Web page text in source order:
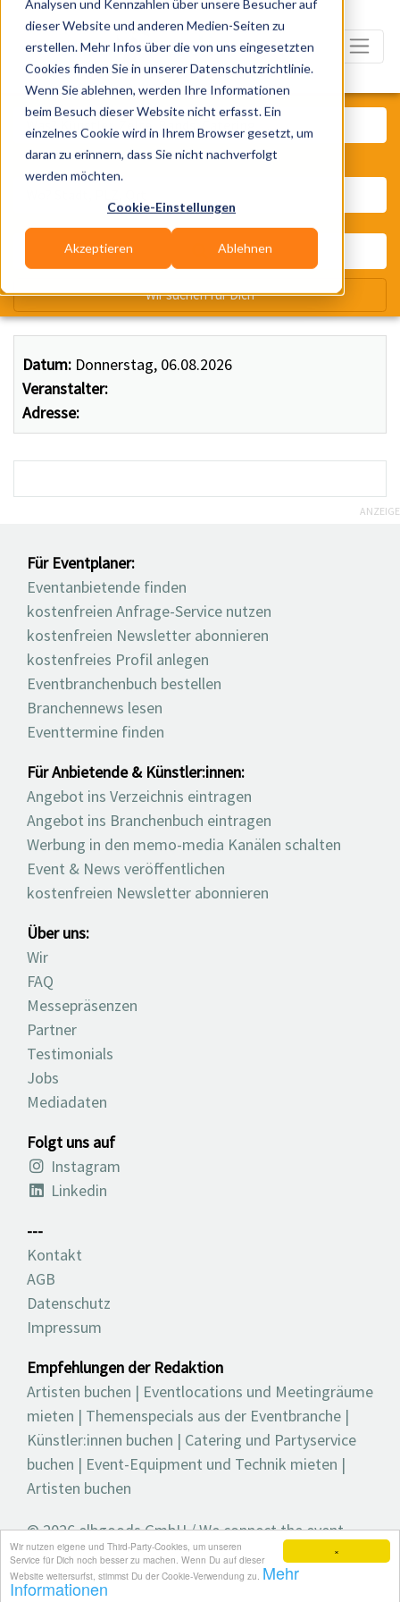
×
Wir nutzen eigene und Third-Party-Cookies, um unseren
Service für Dich noch besser zu machen. Wenn Du auf dieser
Website weitersurfst, stimmst Du der Cookie-Verwendung zu. Mehr
Informationen
Analysen und Kennzahlen über unsere Besucher auf
dieser Website und anderen Medien-Seiten zu
erstellen. Mehr Infos über die von uns eingesetzten
Cookies finden Sie in unserer Datenschutzrichtlinie.
Wenn Sie ablehnen, werden Ihre Informationen
beim Besuch dieser Website nicht erfasst. Ein
einzelnes Cookie wird in Ihrem Browser gesetzt, um
daran zu erinnern, dass Sie nicht nachverfolgt
werden möchten.
Cookie-Einstellungen
Akzeptieren Ablehnen
Datum: Donnerstag, 06.08.2026
Veranstalter:
Adresse:
Was? Künstler, Zelte, Bands,
Wir suchen für Dich
ANZEIGE
Für Eventplaner:
Eventanbietende finden
kostenfreien Anfrage-Service nutzen
kostenfreien Newsletter abonnieren
kostenfreies Profil anlegen
Eventbranchenbuch bestellen
Branchennews lesen
Eventtermine finden
Für Anbietende & Künstler:innen:
Angebot ins Verzeichnis eintragen
Angebot ins Branchenbuch eintragen
Werbung in den memo-media Kanälen schalten
Event & News veröffentlichen
kostenfreien Newsletter abonnieren
Über uns:
Wir
FAQ
Messepräsenzen
Partner
Testimonials
Jobs
Mediadaten
Folgt uns auf
Instagram
Linkedin
---
Kontakt
AGB
Datenschutz
Impressum
Empfehlungen der Redaktion
Artisten buchen | Eventlocations und Meetingräume
mieten | Themenspecials aus der Eventbranche |
Künstler:innen buchen | Catering und Partyservice
buchen | Event-Equipment und Technik mieten |
Artisten buchen
© 2026 elbgoods GmbH / We connect the event
industry / Medienvielfalt für die Eventplanung /
Eventbranchenbuch, Blog, Magazin und mehr